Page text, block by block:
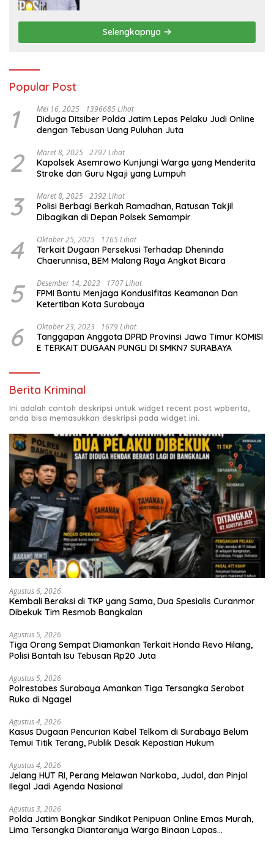
Selengkapnya
Popular Post
1 Mei 16, 2025 1396685 Lihat
Diduga Ditsiber Polda Jatim Lepas Pelaku Judi Online
dengan Tebusan Uang Puluhan Juta
2 Maret 8, 2025 2797 Lihat
Kapolsek Asemrowo Kunjungi Warga yang Menderita
Stroke dan Guru Ngaji yang Lumpuh
3 Maret 8, 2025 2392 Lihat
Polisi Berbagi Berkah Ramadhan, Ratusan Takjil
Dibagikan di Depan Polsek Semampir
4 Oktober 25, 2025 1765 Lihat
Terkait Dugaan Persekusi Terhadap Dheninda
Chaerunnisa, BEM Malang Raya Angkat Bicara
5 Desember 14, 2023 1707 Lihat
FPMI Bantu Menjaga Kondusifitas Keamanan Dan
Ketertiban Kota Surabaya
6 Oktober 23, 2023 1679 Lihat
Tanggapan Anggota DPRD Provinsi Jawa Timur KOMISI
E TERKAIT DUGAAN PUNGLI DI SMKN7 SURABAYA
Berita Kriminal
Ini adalah contoh deskripsi untuk widget recent post wpberita,
anda bisa memasukkan deskripsi pada widget ini.
Agustus 6, 2026
Kembali Beraksi di TKP yang Sama, Dua Spesialis Curanmor
Dibekuk Tim Resmob Bangkalan
Agustus 5, 2026
Tiga Orang Sempat Diamankan Terkait Honda Revo Hilang,
Polisi Bantah Isu Tebusan Rp20 Juta
Agustus 5, 2026
Polrestabes Surabaya Amankan Tiga Tersangka Serobot
Ruko di Ngagel
Agustus 4, 2026
Kasus Dugaan Pencurian Kabel Telkom di Surabaya Belum
Temui Titik Terang, Publik Desak Kepastian Hukum
Agustus 4, 2026
Jelang HUT RI, Perang Melawan Narkoba, Judol, dan Pinjol
Ilegal Jadi Agenda Nasional
Agustus 3, 2026
Polda Jatim Bongkar Sindikat Penipuan Online Emas Murah,
Lima Tersangka Diantaranya Warga Binaan Lapas